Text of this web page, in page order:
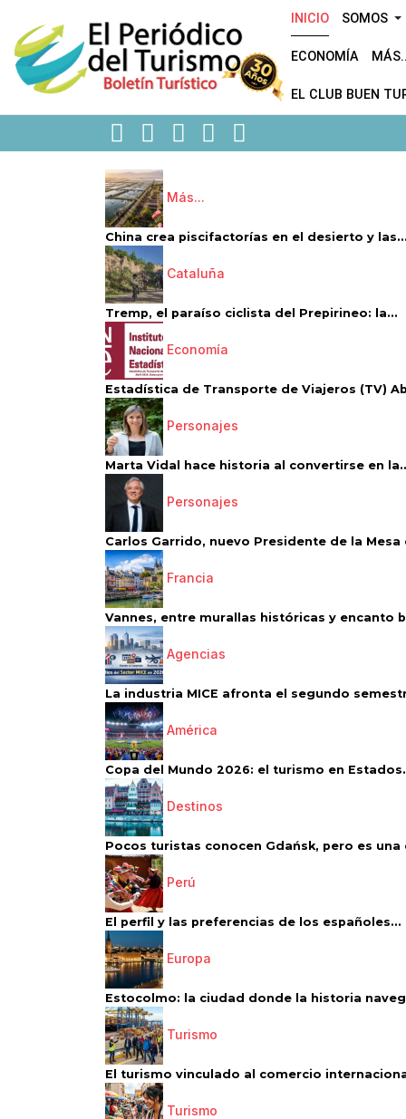
INICIO SOMOS
ECONOMÍA
EL CLUB BUEN
Más...
China crea piscifactorías en el desierto y las...
Cataluña
Tremp, el paraíso ciclista del Prepirineo: la...
Economía
Estadística de Transporte de Viajeros (TV)
Personajes
Marta Vidal hace historia al convertirse en
Personajes
Carlos Garrido, nuevo Presidente de la Mesa
Francia
Vannes, entre murallas históricas y encanto
Agencias
La industria MICE afronta el segundo
América
Copa del Mundo 2026: el turismo en
Destinos
Pocos turistas conocen Gdańsk, pero es una
Perú
El perfil y las preferencias de los españoles...
Europa
Estocolmo: la ciudad donde la historia
Turismo
El turismo vinculado al comercio
Turismo